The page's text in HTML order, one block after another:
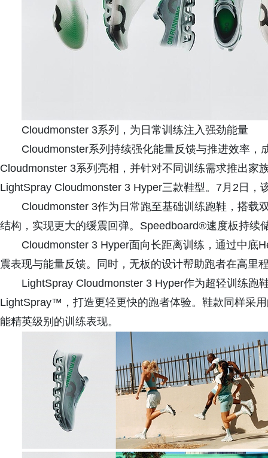
Cloudmonster 3系列，为日常训练注入强劲能量
Cloudmonster系列持续强化能量反馈与推进效率
Cloudmonster 3系列亮相，并针对不同训练需求推出家
LightSpray Cloudmonster 3 Hyper三款鞋型。7月2日
Cloudmonster 3作为日常跑至基础训练跑鞋，搭
结构，实现更大的缓震回弹。Speedboard®速度板持续
Cloudmonster 3 Hyper面向长距离训练，通过中
震表现与能量反馈。同时，无板的设计帮助跑者在高里
LightSpray Cloudmonster 3 Hyper作为超轻训练跑
LightSpray™，打造更轻更快的跑者体验。鞋款同样采
能精英级别的训练表现。